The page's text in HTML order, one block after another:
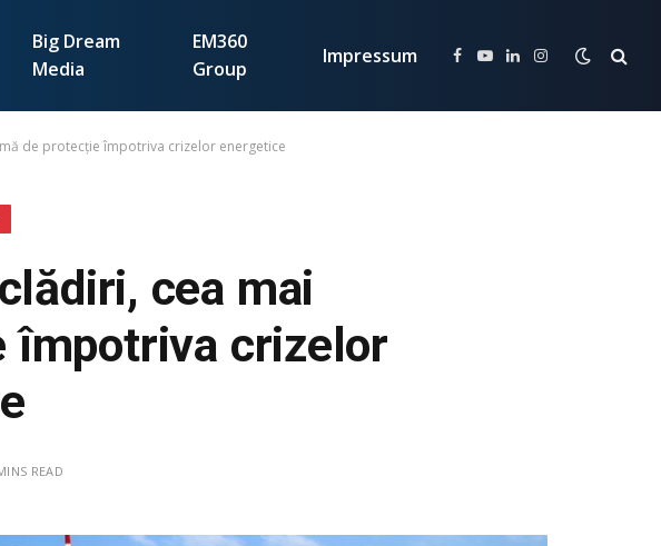
Big Dream
Media
EM360
Group
Impressum Facebook
YouTube
LinkedInInstagram
de protecție împotriva crizelor energetice
cea mai
împotriva crizelor
READ